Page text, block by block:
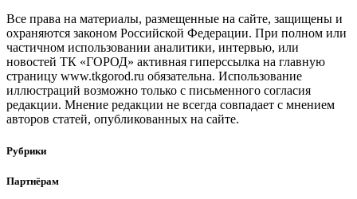
Все права на материалы, размещенные на сайте, защищены и
охраняются законом Российской Федерации. При полном или
частичном использовании аналитики, интервью, или
новостей ТК «ГОРОД» активная гиперссылка на главную
страницу www.tkgorod.ru обязательна. Использование
иллюстраций возможно только с письменного согласия
редакции. Мнение редакции не всегда совпадает с мнением
авторов статей, опубликованных на сайте.
Рубрики
Партнёрам